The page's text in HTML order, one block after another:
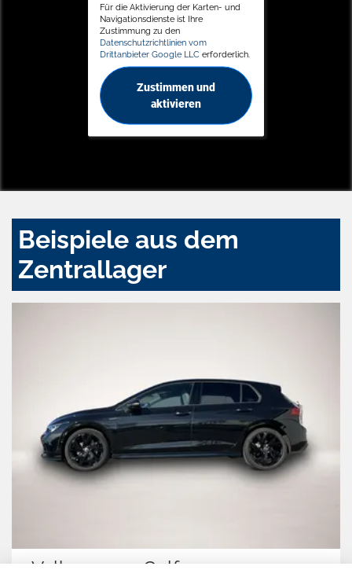
Für die Aktivierung der Karten- und
Navigationsdienste ist Ihre
Zustimmung zu den
Datenschutzrichtlinien vom
Drittanbieter Google LLC erforderlich.
Zustimmen und
aktivieren
Beispiele aus dem
Zentrallager
Volkswagen Golf